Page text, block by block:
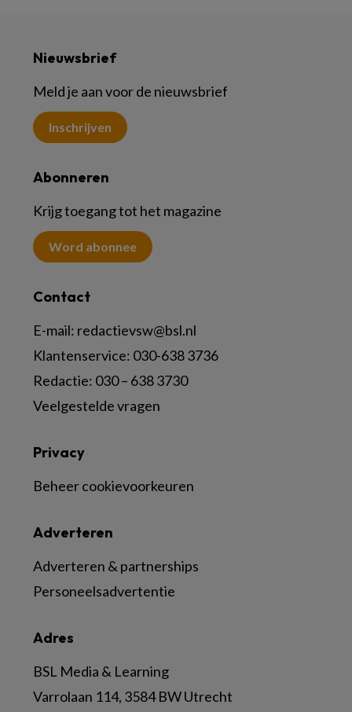
Nieuwsbrief
Meld je aan voor de nieuwsbrief
Inschrijven
Abonneren
Krijg toegang tot het magazine
Word abonnee
Contact
E-mail: redactievsw@bsl.nl
Klantenservice: 030-638 3736
Redactie: 030 – 638 3730
Veelgestelde vragen
Adres
BSL Media & Learning
Varrolaan 114, 3584 BW Utrecht
Adverteren
Adverteren & partnerships
Personeelsadvertentie
Privacy
Beheer cookievoorkeuren